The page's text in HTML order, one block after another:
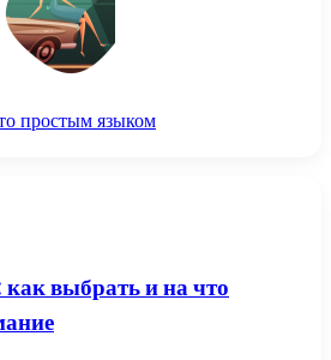
простым языком
выбрать и на что